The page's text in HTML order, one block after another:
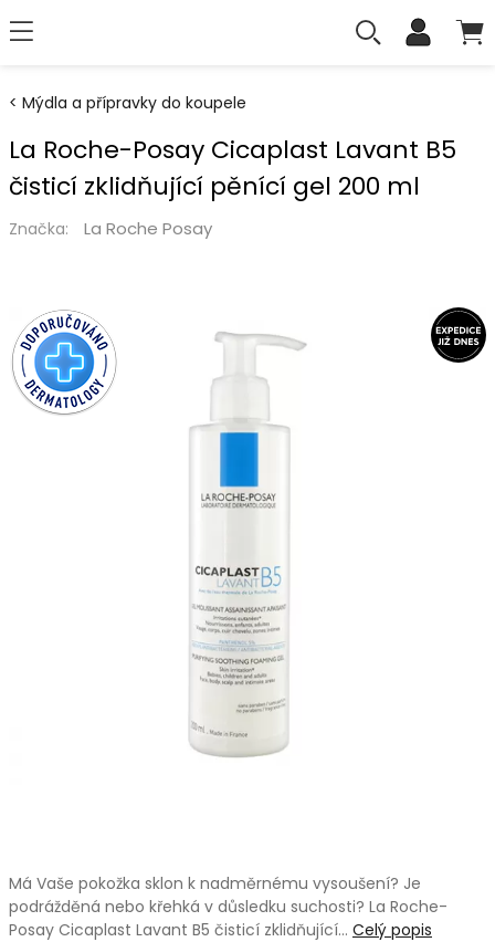
Mýdla a přípravky do koupele
La Roche-Posay Cicaplast Lavant B5
čisticí zklidňující pěnící gel 200 ml
Značka: La Roche Posay
Má Vaše pokožka sklon k nadměrnému vysoušení? Je
podrážděná nebo křehká v důsledku suchosti? La Roche-
Posay Cicaplast Lavant B5 čisticí zklidňující… Celý popis